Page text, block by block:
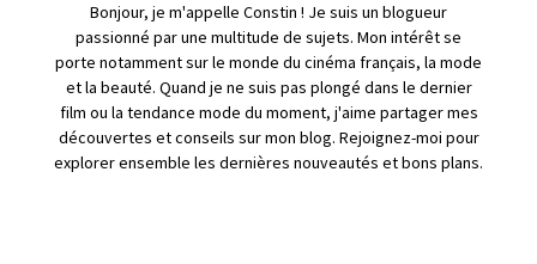
Bonjour, je m'appelle Constin ! Je suis un blogueur
passionné par une multitude de sujets. Mon intérêt se
porte notamment sur le monde du cinéma français, la mode
et la beauté. Quand je ne suis pas plongé dans le dernier
film ou la tendance mode du moment, j'aime partager mes
découvertes et conseils sur mon blog. Rejoignez-moi pour
explorer ensemble les dernières nouveautés et bons plans.